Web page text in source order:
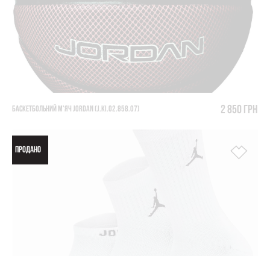
БАСКЕТБОЛЬНИЙ М'ЯЧ JORDAN (J.KI.02.858.07) 2 850 грн
ПРОДАНО